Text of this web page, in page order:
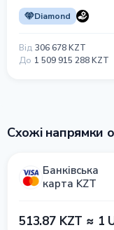
Diamond
Від 306 678 KZT
До 1 509 915 288 KZT
Схожі напрямки
Банківська
карта KZT
513.87 KZT ≈ 1